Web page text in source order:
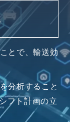
とで、輸送効
分析すること
フト計画の立